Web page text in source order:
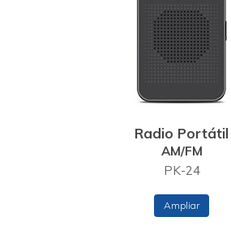
Radio Portátil
AM/FM
PK-24
Ampliar